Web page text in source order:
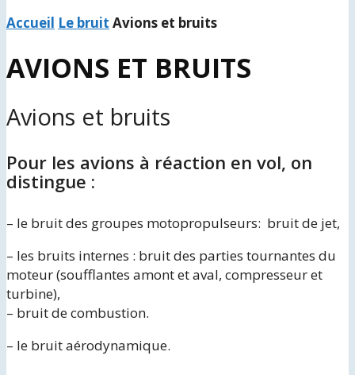
Accueil Le bruit Avions et bruits
AVIONS ET BRUITS
Avions et bruits
Pour les avions à réaction en vol, on
distingue :
– le bruit des groupes motopropulseurs: bruit de jet,
– les bruits internes : bruit des parties tournantes du
moteur (soufflantes amont et aval, compresseur et
turbine),
– bruit de combustion.
– le bruit aérodynamique.